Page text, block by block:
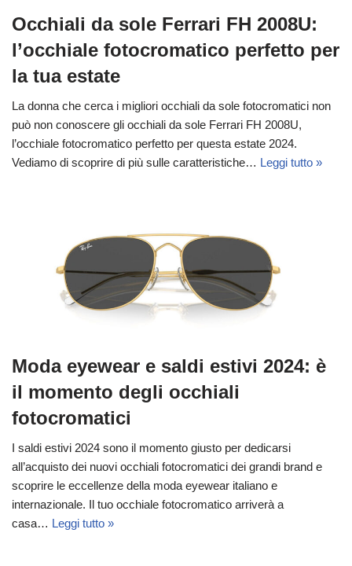
Occhiali da sole Ferrari FH 2008U:
l’occhiale fotocromatico perfetto per
la tua estate
La donna che cerca i migliori occhiali da sole fotocromatici non
può non conoscere gli occhiali da sole Ferrari FH 2008U,
l’occhiale fotocromatico perfetto per questa estate 2024.
Vediamo di scoprire di più sulle caratteristiche… Leggi tutto »
Moda eyewear e saldi estivi 2024: è
il momento degli occhiali
fotocromatici
I saldi estivi 2024 sono il momento giusto per dedicarsi
all’acquisto dei nuovi occhiali fotocromatici dei grandi brand e
scoprire le eccellenze della moda eyewear italiano e
internazionale. Il tuo occhiale fotocromatico arriverà a
casa… Leggi tutto »